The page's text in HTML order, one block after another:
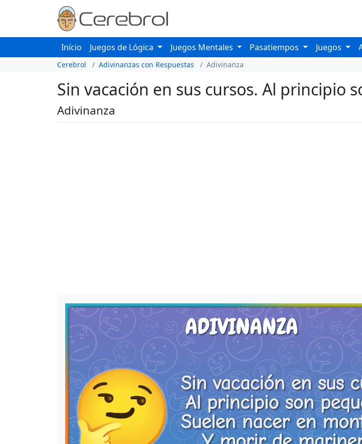
Início Juegos de Lógica Juegos Mentales Pasatiempos Juegos
Cerebrol Adivinanzas con Respuestas Adivinanza
Sin vacación en sus cursos. Al principio
Adivinanza